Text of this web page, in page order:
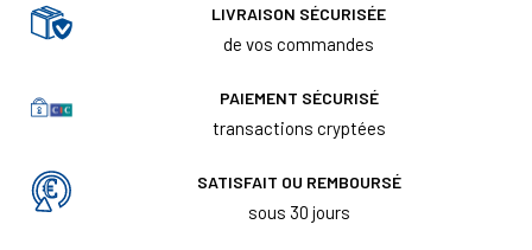
LIVRAISON SÉCURISÉE
de vos commandes
PAIEMENT SÉCURISÉ
transactions cryptées
SATISFAIT OU REMBOURSÉ
sous 30 jours